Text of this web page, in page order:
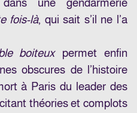
une gendarmerie
fois-là, qui sait s’il ne l’a
boiteuxpermet enfin
obscures de l’histoire
à Paris du leader des
théories et complots